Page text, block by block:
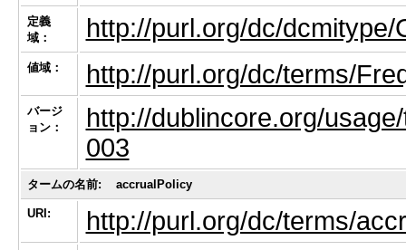
定義
域：
http://purl.org/dc/dcmitype/
値域： http://purl.org/dc/terms/
バージ
ョン：
http://dublincore.org/
003
タームの名前: accrualPolicy
URI: http://purl.org/dc/terms/